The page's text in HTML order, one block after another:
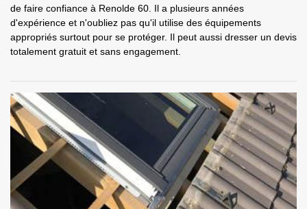
de faire confiance à Renolde 60. Il a plusieurs années
d'expérience et n'oubliez pas qu'il utilise des équipements
appropriés surtout pour se protéger. Il peut aussi dresser un devis
totalement gratuit et sans engagement.